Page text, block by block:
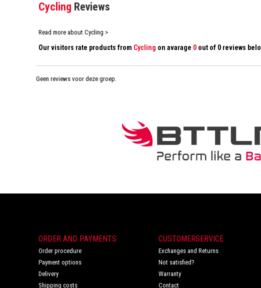
Cycling Reviews
Read more about Cycling >
Our visitors rate products from Cycling on avarage 0 out of 0 reviews
Geen reviews voor deze groep.
ORDER AND PAYMENTS
Order procedure
Payment options
Delivery
Shipping costs
CUSTOMERSERVICE
Exchanges and Returns
Not satisfied?
Warranty
Contact